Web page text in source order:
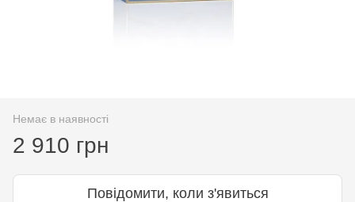
Немає в наявності
2 910 грн
Повідомити, коли з'явиться